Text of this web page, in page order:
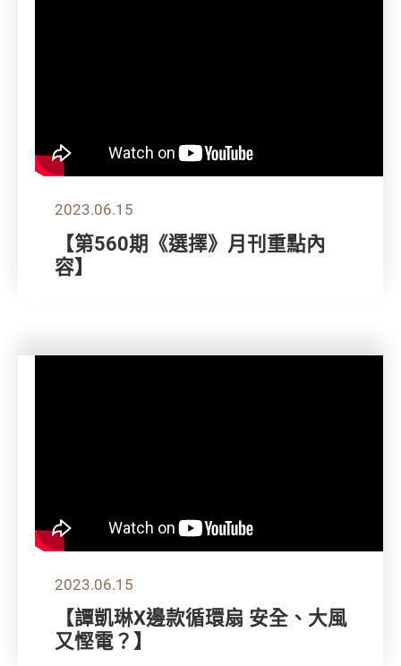
2023.06.15
【第560期《選擇》月刊重點內
容】
2023.06.15
【譚凱琳X邊款循環扇 安全、大風
又慳電？】